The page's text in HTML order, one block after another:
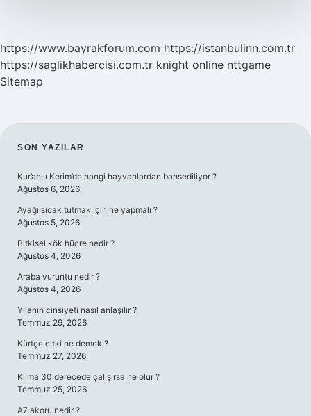
https://www.bayrakforum.com https://istanbulinn.com.tr
https://saglikhabercisi.com.tr knight online nttgame
Sitemap
SIDEBAR
SON YAZILAR
Kur’an-ı Kerim’de hangi hayvanlardan bahsediliyor ?
Ağustos 6, 2026
Ayağı sıcak tutmak için ne yapmalı ?
Ağustos 5, 2026
Bitkisel kök hücre nedir ?
Ağustos 4, 2026
Araba vuruntu nedir ?
Ağustos 4, 2026
Yılanın cinsiyeti nasıl anlaşılır ?
Temmuz 29, 2026
Kürtçe cıtki ne demek ?
Temmuz 27, 2026
Klima 30 derecede çalışırsa ne olur ?
Temmuz 25, 2026
A7 akoru nedir ?